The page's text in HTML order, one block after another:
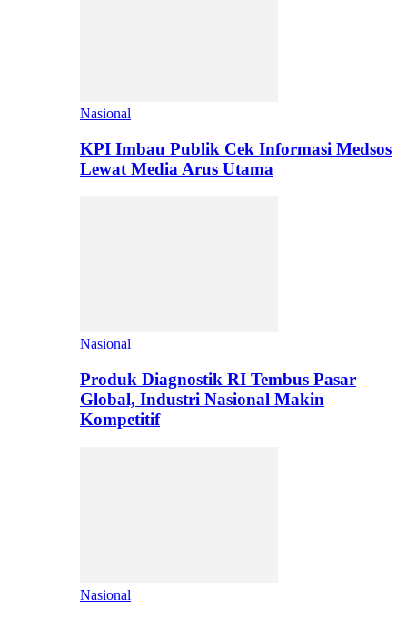
Nasional
KPI Imbau Publik Cek Informasi Medsos
Lewat Media Arus Utama
Nasional
Produk Diagnostik RI Tembus Pasar
Global, Industri Nasional Makin
Kompetitif
Nasional